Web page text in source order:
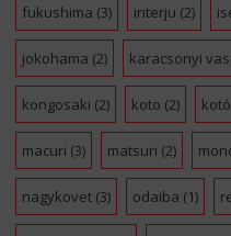
fukushima (3) interju (2)
jokohama (2) karacsonyi
kongosaki (2) koto (2) kotó
macuri (3) matsuri (2)
nagykovet(3) odaiba (1)